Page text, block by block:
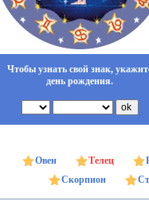
Чтобы узнать свой знак,
день рождения.
Овен Телец
Скорпион